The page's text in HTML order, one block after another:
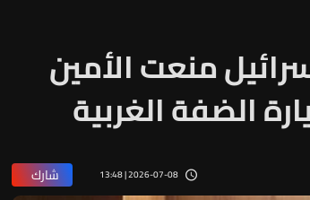
منعت الأمين
الضفة الغربية
2026-07-08 | 13:48 شارك